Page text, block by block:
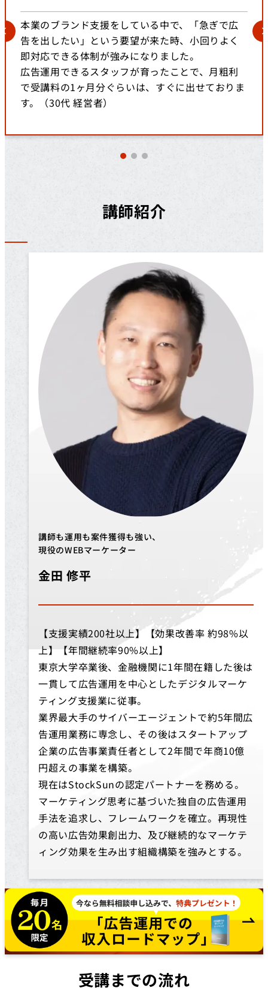
本業のブランド支援をしている中で、「急ぎで広
告を出したい」という要望が来た時、小回りよく
即対応できる体制が強みになりました。
広告運用できるスタッフが育ったことで、月粗利
で受講料の1ヶ月分ぐらいは、すぐに出せておりま
す。（30代 経営者）
講師紹介
講師も運用も案件獲得も強い、
現役のWEBマーケーター
金田 修平
【支援実績200社以上】【効果改善率 約98%以
上】【年間継続率90%以上】
東京大学卒業後、金融機関に1年間在籍した後は
一貫して広告運用を中心としたデジタルマーケ
ティング支援業に従事。
業界最大手のサイバーエージェントで約5年間広
告運用業務に専念し、その後はスタートアップ
企業の広告事業責任者として2年間で年商10億
円超えの事業を構築。
現在はStockSunの認定パートナーを務める。
マーケティング思考に基づいた独自の広告運用
手法を追求し、フレームワークを確立。再現性
の高い広告効果創出力、及び継続的なマーケテ
ィング効果を生み出す組織構築を強みとする。
受講までの流れ